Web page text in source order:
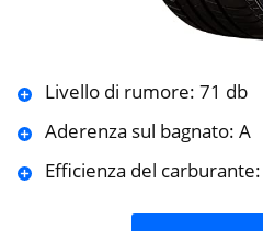
Livello di rumore: 71 db
Aderenza sul bagnato: A
Efficienza del carburante: